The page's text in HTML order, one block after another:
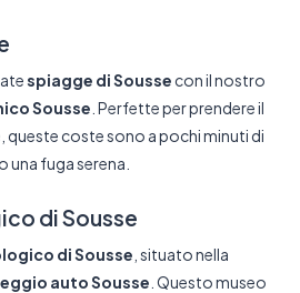
spiagge di Sousse con il nostro
Sousse . Perfette per prendere il
queste coste sono a pochi minuti di
fuga serena.
di Sousse
di Sousse , situato nella
auto Sousse . Questo museo